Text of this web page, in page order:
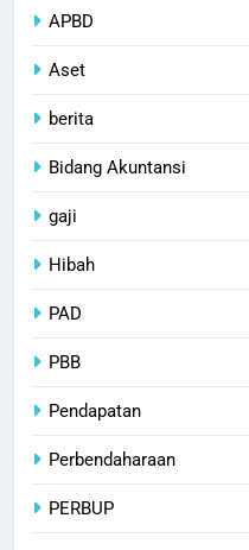
APBD
Aset
berita
Bidang Akuntansi
gaji
Hibah
PAD
PBB
Pendapatan
Perbendaharaan
PERBUP